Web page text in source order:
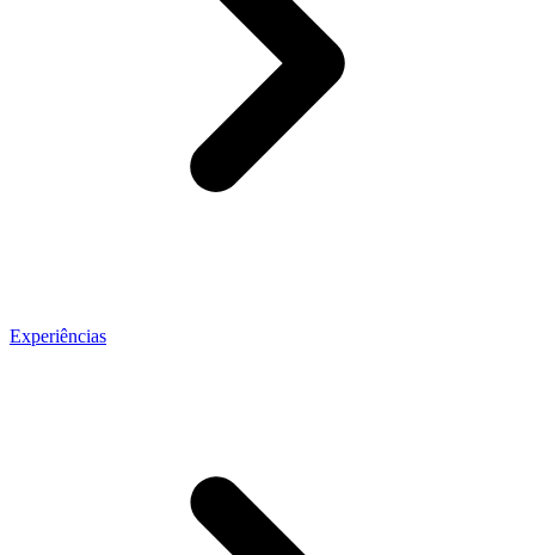
Experiências